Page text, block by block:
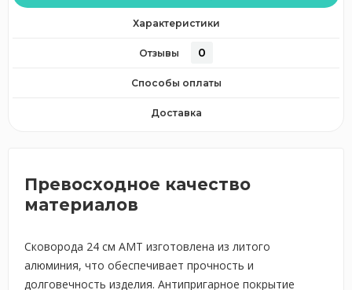
Характеристики
Отзывы 0
Способы оплаты
Доставка
Превосходное качество
материалов
Сковорода 24 см AMT изготовлена из литого
алюминия, что обеспечивает прочность и
долговечность изделия. Антипригарное покрытие